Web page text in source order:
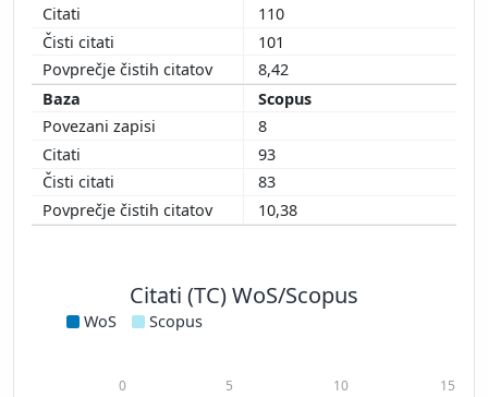
110
101
8,42
Scopus
8
93
83
10,38
Citati (TC) WoS/Scopus
WoS Scopus
0 5 10 15